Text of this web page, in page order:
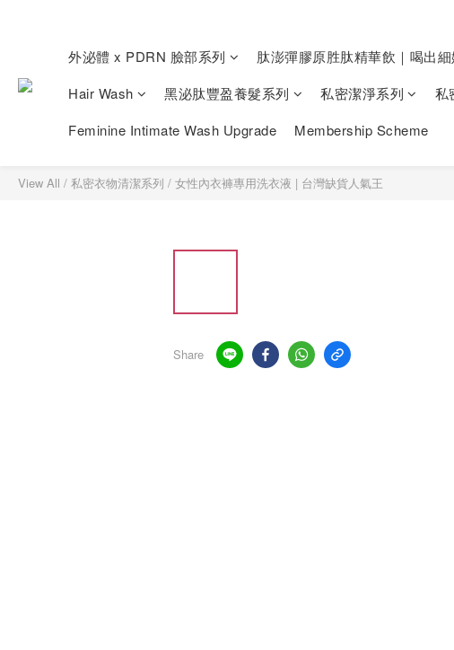
外泌體 x PDRN 臉部系列 肽澎彈膠原胜肽精華飲｜喝出
Hair Wash
黑泌肽豐盈養髮系列 私密潔淨系列 私
Feminine Intimate Wash Upgrade
Membership Scheme
View All / 私密衣物清潔系列 / 女性內衣褲專⽤洗衣液 | 台灣缺貨人氣王
Share